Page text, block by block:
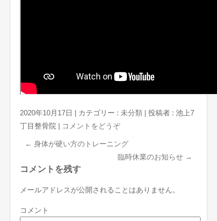
2020年10月17日 | カテゴリー : 未分類 | 投稿者 : 池上7
丁目整骨院 | コメントをどうぞ
← 身体が硬い方のトレーニング
臨時休業のお知らせ →
コメントを残す
メールアドレスが公開されることはありません。
コメント